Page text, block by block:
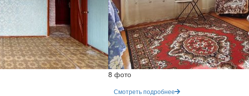
8 фото
Смотреть подробнее